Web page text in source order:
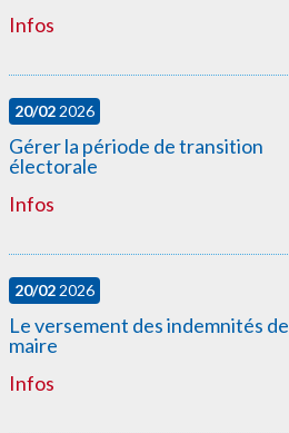
Infos
20/022026
Gérer la période de transition
électorale
Infos
20/022026
Le versement des indemnités de
maire
Infos